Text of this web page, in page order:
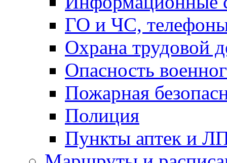
ГО и ЧС,
Охрана трудовой
Опасность
Пожарная
Полиция
Пункты аптек и